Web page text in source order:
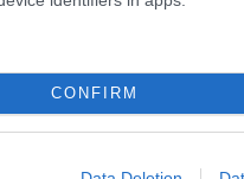
CONFIRM
δήλωσε στις
του ΣΥΡΙΖΑ.